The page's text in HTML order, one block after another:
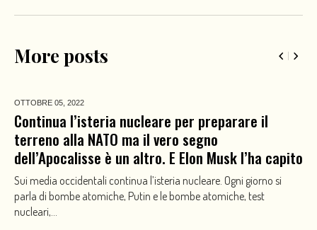
More posts
OTTOBRE 05, 2022
Continua l’isteria nucleare per preparare il
terreno alla NATO ma il vero segno
dell’Apocalisse è un altro. E Elon Musk l’ha capito
Sui media occidentali continua l’isteria nucleare. Ogni giorno si
parla di bombe atomiche, Putin e le bombe atomiche, test
nucleari,...